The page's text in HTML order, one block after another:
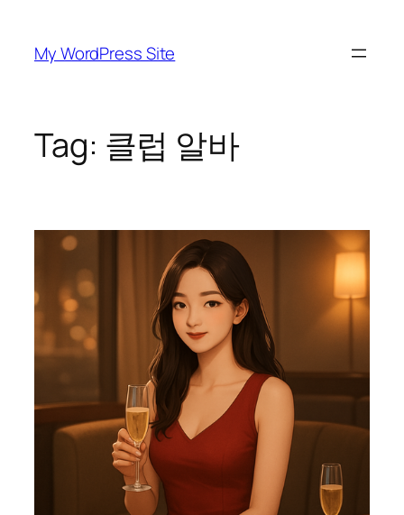
content
My WordPress Site
Tag: 클럽 알바